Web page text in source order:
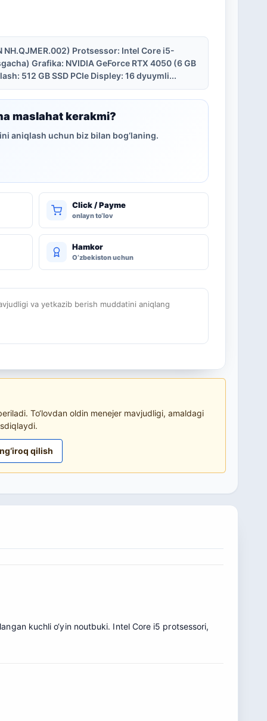
Protsessor: Intel Core i5-
Grafika: NVIDIA GeForce RTX 4050 (6 GB
512 GB SSD PCIe Displey: 16 dyuymli...
maslahat kerakmi?
aniqlash uchun biz bilan bog‘laning.
Click / Payme
onlayn to‘lov
Hamkor
O‘zbekiston uchun
va yetkazib berish muddatini aniqlang
To‘lovdan oldin menejer mavjudligi, amaldagi
qilish
kuchli o‘yin noutbuki. Intel Core i5 protsessori,